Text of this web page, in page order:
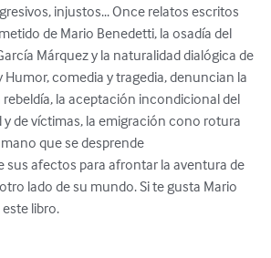
injustos... Once relatos escritos
de Mario Benedetti, la osadía del
Márquez y la naturalidad dialógica de
Humor, comedia y tragedia, denuncian la
rebeldía, la aceptación incondicional del
de víctimas, la emigración cono rotura
que se desprende
sus afectos para afrontar la aventura de
lado de su mundo. Si te gusta Mario
libro.